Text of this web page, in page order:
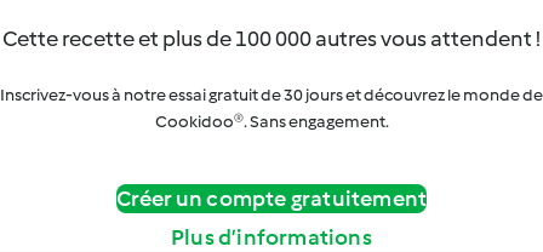
Cette recette et plus de 100 000 autres vous attendent !
Inscrivez-vous à notre essai gratuit de 30 jours et découvrez le monde de
Cookidoo®. Sans engagement.
Créer un compte gratuitement
Plus d’informations